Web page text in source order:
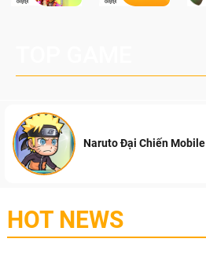
Naruto Đại Chiến Mobile
HOT NEWS